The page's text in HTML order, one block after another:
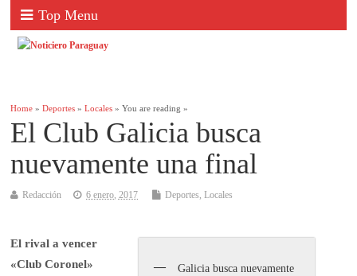
Top Menu
Home »Deportes »Locales » You are reading »
El Club Galicia busca
nuevamente una final
Redacción 6 enero, 2017 Deportes,Locales
Galicia busca nuevamente
El rival a vencer
«Club Coronel»